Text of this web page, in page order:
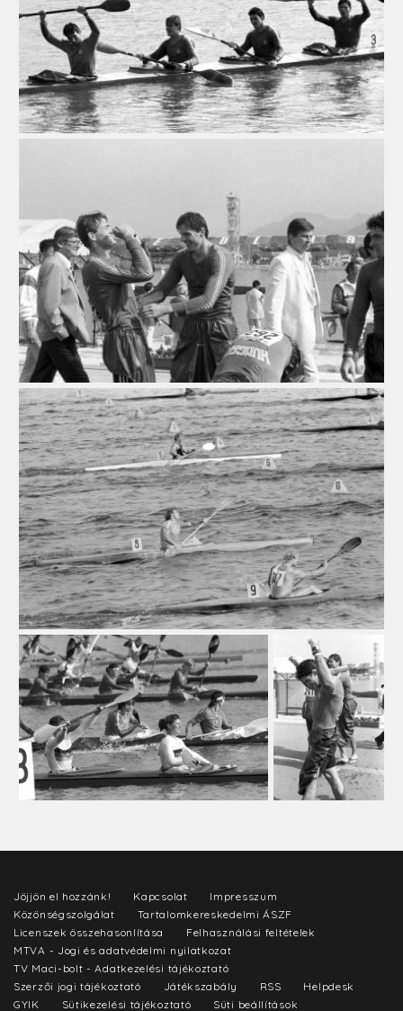
Jöjjön el hozzánk! Kapcsolat
Impresszum
Közönségszolgálat
Tartalomkereskedelmi ÁSZF
Licenszek összehasonlítása
Felhasználási feltételek
MTVA - Jogi és adatvédelmi nyilatkozat
TV Maci-bolt - Adatkezelési tájékoztató
Szerzői jogi tájékoztató
Játékszabály RSS
Helpdesk
GYIK
Sütikezelési tájékoztató Süti beállítások